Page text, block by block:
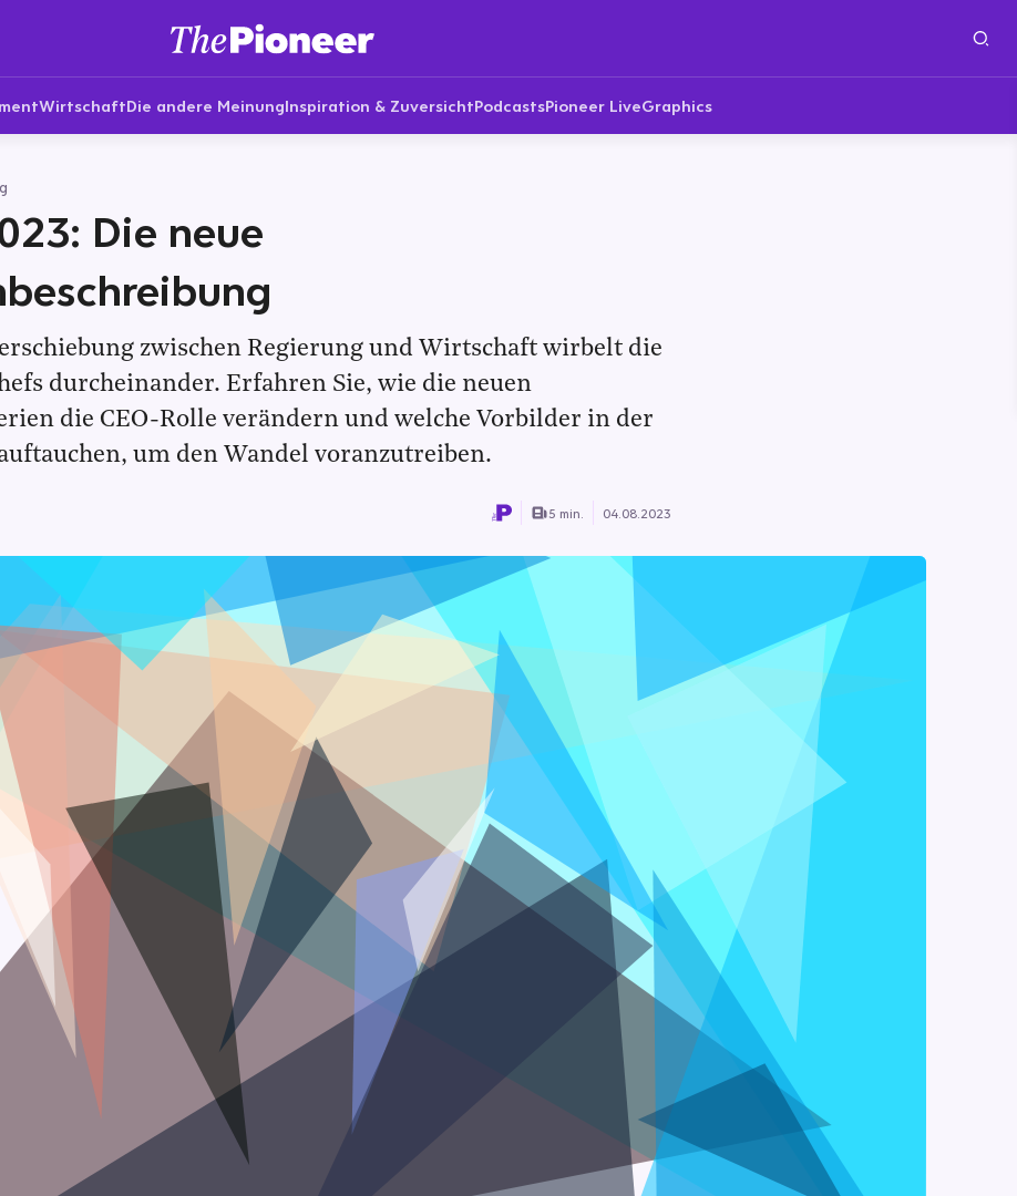
WirtschaftDie andere MeinungInspiration & ZuversichtPodcastsPioneer LiveGraphics
Die neue
zwischen Regierung und Wirtschaft wirbelt die
durcheinander. Erfahren Sie, wie die neuen
die CEO-Rolle verändern und welche Vorbilder in der
um den Wandel voranzutreiben.
5 min. 04.08.2023